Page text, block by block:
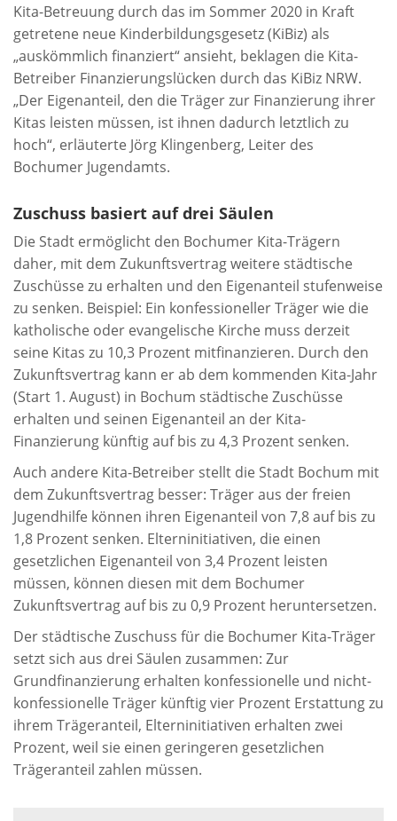
Kita-Betreuung durch das im Sommer 2020 in Kraft
getretene neue Kinderbildungsgesetz (KiBiz) als
„auskömmlich finanziert“ ansieht, beklagen die Kita-
Betreiber Finanzierungslücken durch das KiBiz NRW.
„Der Eigenanteil, den die Träger zur Finanzierung ihrer
Kitas leisten müssen, ist ihnen dadurch letztlich zu
hoch“, erläuterte Jörg Klingenberg, Leiter des
Bochumer Jugendamts.
Zuschuss basiert auf drei Säulen
Die Stadt ermöglicht den Bochumer Kita-Trägern
daher, mit dem Zukunftsvertrag weitere städtische
Zuschüsse zu erhalten und den Eigenanteil stufenweise
zu senken. Beispiel: Ein konfessioneller Träger wie die
katholische oder evangelische Kirche muss derzeit
seine Kitas zu 10,3 Prozent mitfinanzieren. Durch den
Zukunftsvertrag kann er ab dem kommenden Kita-Jahr
(Start 1. August) in Bochum städtische Zuschüsse
erhalten und seinen Eigenanteil an der Kita-
Finanzierung künftig auf bis zu 4,3 Prozent senken.
Auch andere Kita-Betreiber stellt die Stadt Bochum mit
dem Zukunftsvertrag besser: Träger aus der freien
Jugendhilfe können ihren Eigenanteil von 7,8 auf bis zu
1,8 Prozent senken. Elterninitiativen, die einen
gesetzlichen Eigenanteil von 3,4 Prozent leisten
müssen, können diesen mit dem Bochumer
Zukunftsvertrag auf bis zu 0,9 Prozent heruntersetzen.
Der städtische Zuschuss für die Bochumer Kita-Träger
setzt sich aus drei Säulen zusammen: Zur
Grundfinanzierung erhalten konfessionelle und nicht-
konfessionelle Träger künftig vier Prozent Erstattung zu
ihrem Trägeranteil, Elterninitiativen erhalten zwei
Prozent, weil sie einen geringeren gesetzlichen
Trägeranteil zahlen müssen.